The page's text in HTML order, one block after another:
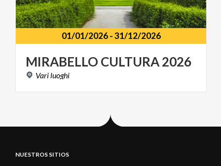
01/01/2026-31/12/2026
MIRABELLO CULTURA2026
Variluoghi
NUESTROS SITIOS